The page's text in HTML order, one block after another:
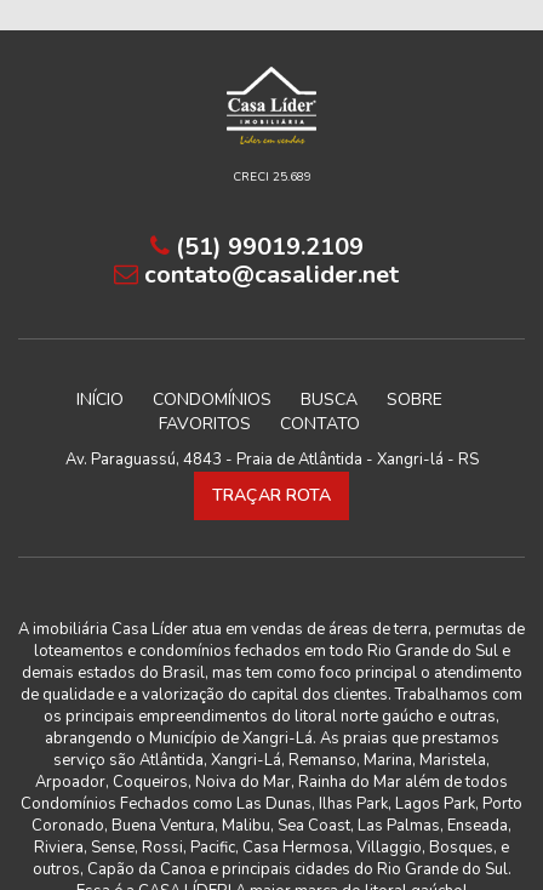
CRECI 25.689
(51) 99019.2109
contato@casalider.net
INÍCIO CONDOMÍNIOS BUSCA
SOBRE
FAVORITOS
CONTATO
Av. Paraguassú, 4843 - Praia de Atlântida - Xangri-lá - RS
TRAÇAR ROTA
A imobiliária Casa Líder atua em vendas de áreas de terra, permutas de
loteamentos e condomínios fechados em todo Rio Grande do Sul e
demais estados do Brasil, mas tem como foco principal o atendimento
de qualidade e a valorização do capital dos clientes. Trabalhamos com
os principais empreendimentos do litoral norte gaúcho e outras,
abrangendo o Município de Xangri-Lá. As praias que prestamos
serviço são Atlântida, Xangri-Lá, Remanso, Marina, Maristela,
Arpoador, Coqueiros, Noiva do Mar, Rainha do Mar além de todos
Condomínios Fechados como Las Dunas, Ilhas Park, Lagos Park, Porto
Coronado, Buena Ventura, Malibu, Sea Coast, Las Palmas, Enseada,
Riviera, Sense, Rossi, Pacific, Casa Hermosa, Villaggio, Bosques, e
outros, Capão da Canoa e principais cidades do Rio Grande do Sul.